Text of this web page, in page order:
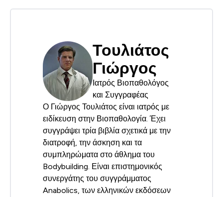
Τουλιάτος
Γιώργος
Ιατρός Βιοπαθολόγος
και Συγγραφέας
Ο Γιώργος Τουλιάτος είναι ιατρός με
ειδίκευση στην Βιοπαθολογία. Έχει
συγγράψει τρία βιβλία σχετικά με την
διατροφή, την άσκηση και τα
συμπληρώματα στο άθλημα του
Bodybuilding. Είναι επιστημονικός
συνεργάτης του συγγράμματος
Anabolics, των ελληνικών εκδόσεων